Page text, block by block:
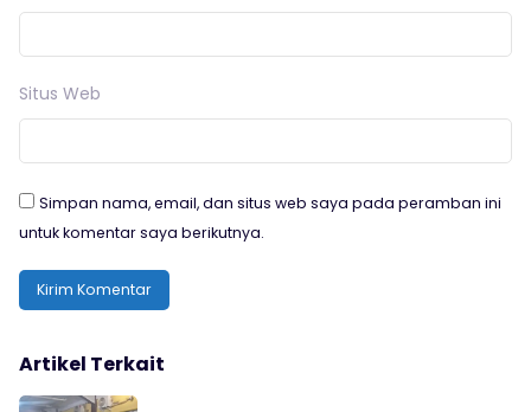
Situs Web
Simpan nama, email, dan situs web saya pada peramban ini
untuk komentar saya berikutnya.
Artikel Terkait